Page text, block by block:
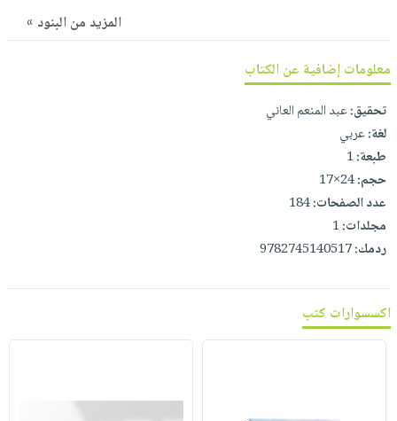
أطفال
مناسبات
أسئلة
يتكرر
طرحها
خدمات
نيل
وفرات
انشر
كتابك
تواصل
نشرة
الإصدارات
المزيد من البنود »
معلومات إضافية عن الكتاب
تحقيق:عبد المنعم العاني
لغة:عربي
طبعة:1
حجم:24×17
عدد الصفحات:184
مجلدات:1
ردمك:9782745140517
اكسسوارات كتب